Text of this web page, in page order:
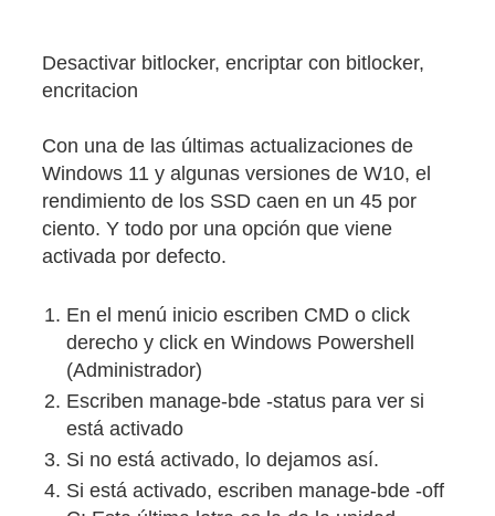
Desactivar bitlocker, encriptar con bitlocker,
encritacion
Con una de las últimas actualizaciones de
Windows 11 y algunas versiones de W10, el
rendimiento de los SSD caen en un 45 por
ciento. Y todo por una opción que viene
activada por defecto.
En el menú inicio escriben CMD o click
derecho y click en Windows Powershell
(Administrador)
Escriben manage-bde -status para ver si
está activado
Si no está activado, lo dejamos así.
Si está activado, escriben manage-bde -off